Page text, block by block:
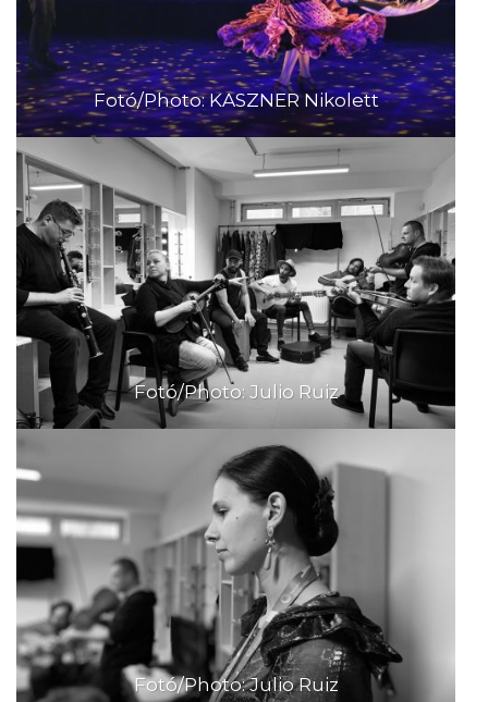
Fotó/Photo: KASZNER Nikolett
Fotó/Photo: Julio Ruiz
Fotó/Photo: Julio Ruiz